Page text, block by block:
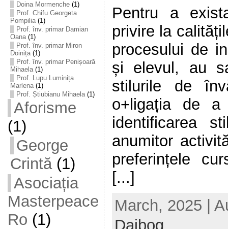
Doina Mormenche(1)
Prof. Chifu Georgeta
Pompilia(1)
Prof. înv. primar Damian
Oana(1)
Prof. înv. primar Miron
Doinița(1)
Prof. înv. primar Penișoară
Mihaela(1)
Prof. Lupu Luminița
Marlena(1)
Prof. Știubianu Mihaela(1)
Aforisme
(1)
George
Crintă(1)
Asociația
Masterpeace
Ro (1)
Pentru a
privire la
procesului de
și elevul, au
stilurile de
o+ligația de a
identificarea
anumitor
preferințele
[...]
March, 2025 |
Dajbog